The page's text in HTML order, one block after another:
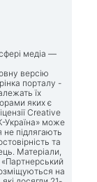
сфері медіа —
версію
порталу -
їх
яких є
Creative
Україна» може
не підлягають
та
Матеріали,
на